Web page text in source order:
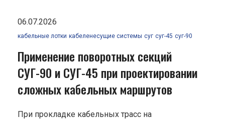
06.07.2026
кабельные лотки кабеленесущие системы суг суг-45 суг-90
Применение поворотных секций
СУГ-90 и СУГ-45 при проектировании
сложных кабельных маршрутов
При прокладке кабельных трасс на